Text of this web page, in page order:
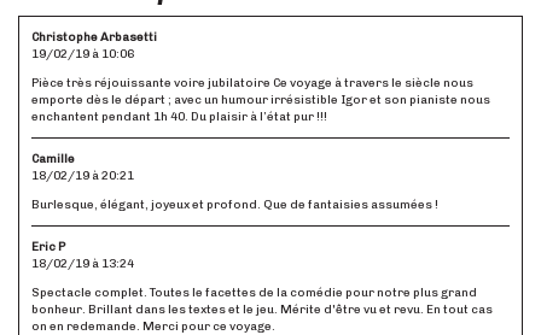
Christophe Arbasetti
19/02/19 à 10:06
Pièce très réjouissante voire jubilatoire Ce voyage à travers le siècle nous
emporte dès le départ ; avec un humour irrésistible Igor et son pianiste nous
enchantent pendant 1h 40. Du plaisir à l’état pur !!!
Camille
18/02/19 à 20:21
Burlesque, élégant, joyeux et profond. Que de fantaisies assumées !
Eric P
18/02/19 à 13:24
Spectacle complet. Toutes le facettes de la comédie pour notre plus grand
bonheur. Brillant dans les textes et le jeu. Mérite d'être vu et revu. En tout cas
on en redemande. Merci pour ce voyage.